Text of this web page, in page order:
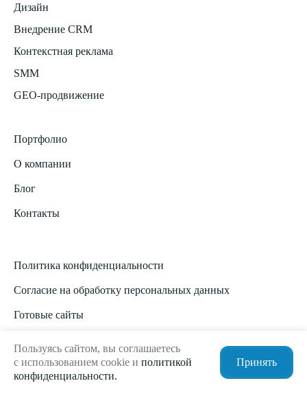
Дизайн
Внедрение CRM
Контекстная реклама
SMM
GEO-продвижение
Портфолио
О компании
Блог
Контакты
Политика конфиденциальности
Согласие на обработку персональных данных
Готовые сайты
Карта сайта
Пользуясь сайтом, вы соглашаетесь
с использованием cookie и политикой
конфиденциальности.
Принять